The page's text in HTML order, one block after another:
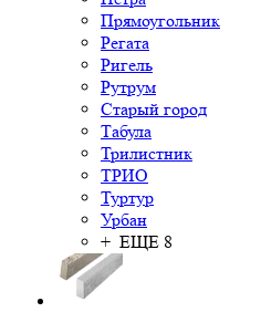
Прямоугольник
Регата
Ригель
Рутрум
Старый город
Табула
Трилистник
ТРИО
Туртур
Урбан
+ ЕЩЕ 8